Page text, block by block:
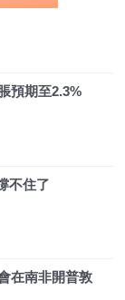
預期至2.3%
不住了
在南非開普敦